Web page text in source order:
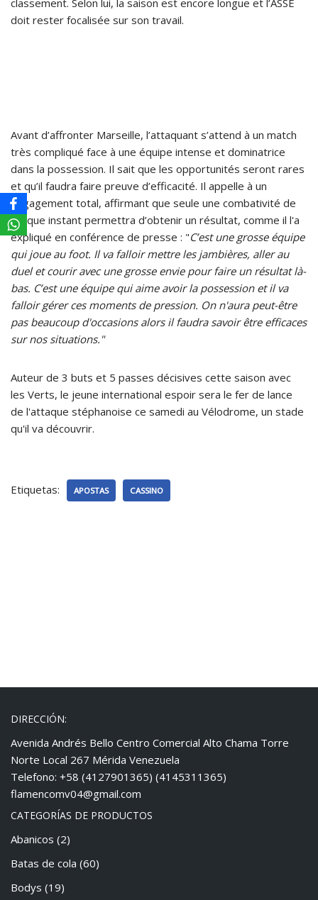
doit rester focalisée sur son travail.
Avant d’affronter Marseille, l’attaquant s’attend à un match
très compliqué face à une équipe intense et dominatrice
dans la possession. Il sait que les opportunités seront rares
et qu’il faudra faire preuve d’efficacité. Il appelle à un
engagement total, affirmant que seule une combativité de
chaque instant permettra d’obtenir un résultat, comme il l'a
expliqué en conférence de presse : "C’est une grosse équipe
qui joue au foot. Il va falloir mettre les jambières, aller au
duel et courir avec une grosse envie pour faire un résultat là-
bas. C’est une équipe qui aime avoir la possession et il va
falloir gérer ces moments de pression. On n'aura peut-être
pas beaucoup d'occasions alors il faudra savoir être efficaces
sur nos situations."
Auteur de 3 buts et 5 passes décisives cette saison avec
les Verts, le jeune international espoir sera le fer de lance
de l'attaque stéphanoise ce samedi au Vélodrome, un stade
qu'il va découvrir.
Etiquetas: APOSTAS CASSINO
DIRECCIÓN:
Avenida Andrés Bello Centro Comercial Alto Chama Torre
Norte Local 267 Mérida Venezuela
Telefono: +58 (4127901365) (4145311365)
flamencomv04@gmail.com
CATEGORÍAS DE PRODUCTOS
Abanicos (2)
Batas de cola (60)
Bodys (19)